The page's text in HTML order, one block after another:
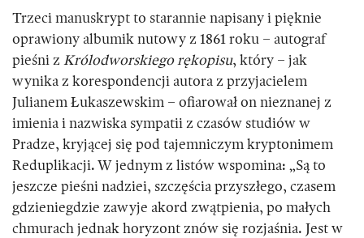
Trzeci manuskrypt to starannie napisany i pięknie
oprawiony albumik nutowy z 1861 roku – autograf
pieśni z Królodworskiego rękopisu, który – jak
wynika z korespondencji autora z przyjacielem
Julianem Łukaszewskim – ofiarował on nieznanej z
imienia i nazwiska sympatii z czasów studiów w
Pradze, kryjącej się pod tajemniczym kryptonimem
Reduplikacji. W jednym z listów wspomina: „Są to
jeszcze pieśni nadziei, szczęścia przyszłego, czasem
gdzieniegdzie zawyje akord zwątpienia, po małych
chmurach jednak horyzont znów się rozjaśnia. Jest w